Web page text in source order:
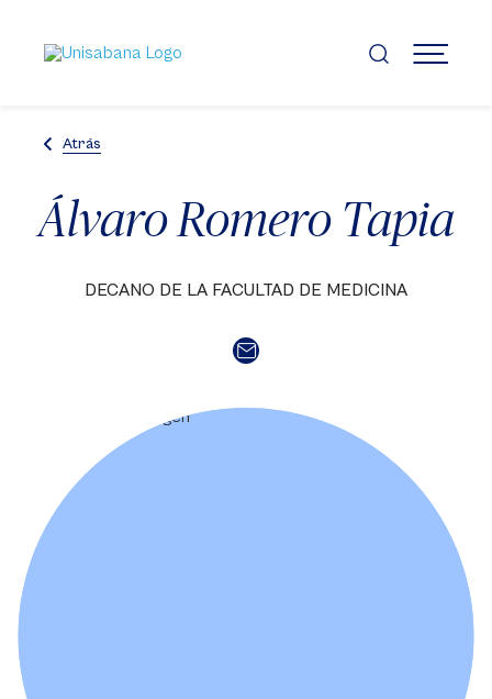
contenido
principal
MENÚ
Atrás
Álvaro Romero Tapia
DECANO DE LA FACULTAD DE MEDICINA